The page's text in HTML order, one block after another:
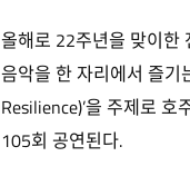
올해로 22주년을 맞이한
음악을 한 자리에서 즐기
Resilience)’을 주제로
105회 공연된다.